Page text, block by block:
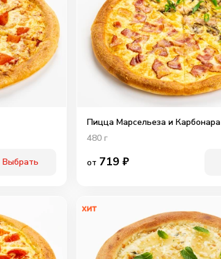
Выбрать
Пицца Марсельеза и Карбонара
480 г
от 719₽